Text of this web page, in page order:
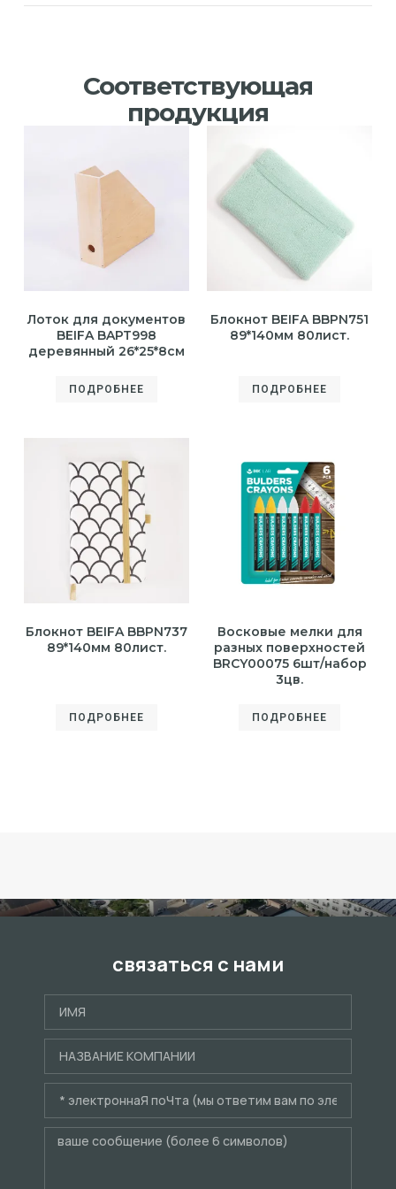
Соответствующая
продукция
Лоток для документов
BEIFA BAPT998
деревянный 26*25*8см
ПОДРОБНЕЕ
Блокнот BEIFA BBPN751
89*140мм 80лист.
ПОДРОБНЕЕ
Блокнот BEIFA BBPN737
89*140мм 80лист.
ПОДРОБНЕЕ
Восковые мелки для
разных поверхностей
BRCY00075 6шт/набор
3цв.
ПОДРОБНЕЕ
связаться с нами